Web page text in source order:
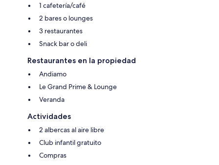
1 cafetería/café
2 bares o lounges
3 restaurantes
Snack bar o deli
Restaurantes en la propiedad
Andiamo
Le Grand Prime & Lounge
Veranda
Actividades
2 albercas al aire libre
Club infantil gratuito
Compras